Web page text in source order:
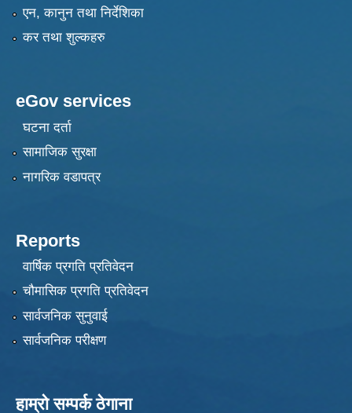
एन, कानुन तथा निर्देशिका
कर तथा शुल्कहरु
eGov services
घटना दर्ता
सामाजिक सुरक्षा
नागरिक वडापत्र
Reports
वार्षिक प्रगति प्रतिवेदन
चौमासिक प्रगति प्रतिवेदन
सार्वजनिक सुनुवाई
सार्वजनिक परीक्षण
हाम्रो सम्पर्क ठेगाना